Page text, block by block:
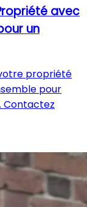
avec
un
propriété
pour
Contactez